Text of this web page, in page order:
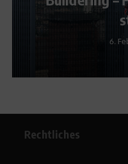
6.
Rechtliches